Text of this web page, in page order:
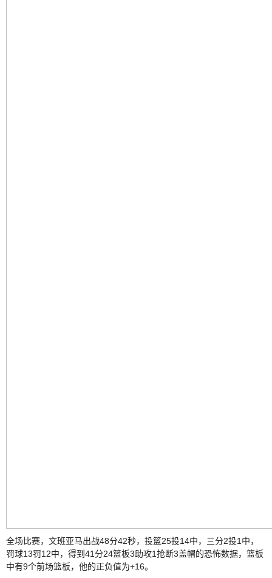
全场比赛，文班亚马出战48分42秒，投篮25投14中，三分2投1中，
罚球13罚12中，得到41分24篮板3助攻1抢断3盖帽的恐怖数据，篮板
中有9个前场篮板，他的正负值为+16。